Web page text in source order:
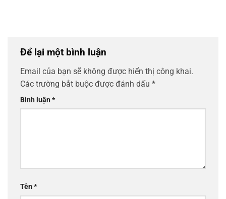
Để lại một bình luận
Email của bạn sẽ không được hiển thị công khai.
Các trường bắt buộc được đánh dấu *
Bình luận*
Tên*